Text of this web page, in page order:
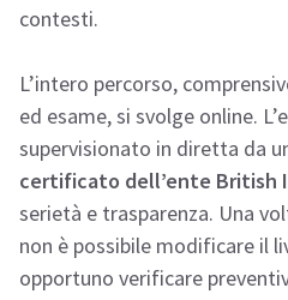
contesti.
L’intero percorso,
ed esame, si svolge online.
supervisionato in diretta da
certificato dell’ente British
serietà e trasparenza. Una
non è possibile modificare il
opportuno verificare